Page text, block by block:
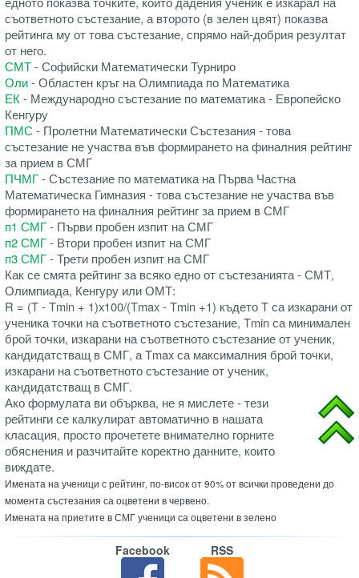
съответното състезание, а второто (в зелен цвят) показва
рейтинга му от това състезание, спрямо най-добрия резултат
от него.
СМТ- Софийски Математически Турниро
Оли- Областен кръг на Олимпиада по Математика
ЕК - Международно състезание по математика - Европейско
Кенгуру
ПМС - Пролетни Математически Състезания - това
състезание не участва във формирането на финалния рейтинг
за прием в СМГ
ПЧМГ- Състезание по математика на Първа Частна
Математическа Гимназия - това състезание не участва във
формирането на финалния рейтинг за прием в СМГ
п1 СМГ- Първи пробен изпит на СМГ
п2 СМГ- Втори пробен изпит на СМГ
п3 СМГ- Трети пробен изпит на СМГ
Как се смята рейтинг за всяко едно от състезанията - СМТ,
Олимпиада, Кенгуру или ОМТ:
R = (T - Tmin + 1)x100/(Tmax - Tmin +1) където T са изкарани от
ученика точки на съответното състезание, Tmin са минимален
брой точки, изкарани на съответното състезание от ученик,
кандидатстващ в СМГ, а Tmax са максималния брой точки,
изкарани на съответното състезание от ученик,
кандидатстващ в СМГ.
Ако формулата ви обърква, не я мислете - тези
рейтинги се калкулират автоматично в нашата
класация, просто прочетете внимателно горните
обяснения и разчитайте коректно данните, които
виждате.
Имената на ученици с рейтинг, по-висок от 90% от всички проведени до
момента състезания са оцветени в червено.
Имената на приетите в СМГ ученици са оцветени в зелено
Facebook RSS